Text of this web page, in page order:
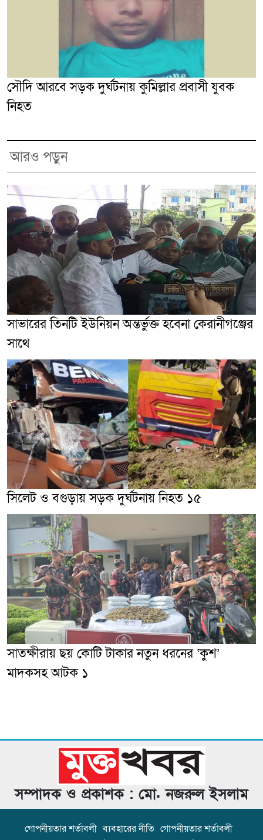
সৌদি আরবে সড়ক দুর্ঘটনায় কুমিল্লার প্রবাসী যুবক
নিহত
আরও পড়ুন
সাভারের তিনটি ইউনিয়ন অন্তর্ভুক্ত হবেনা কেরানীগঞ্জের
সাথে
সিলেট ও বগুড়ায় সড়ক দুর্ঘটনায় নিহত ১৫
সাতক্ষীরায় ছয় কোটি টাকার নতুন ধরনের ‘কুশ’
মাদকসহ আটক ১
সম্পাদক ও প্রকাশক : মো. নজরুল ইসলাম
গোপনীয়তার শর্তাবলী ব্যবহারের নীতি গোপনীয়তার শর্তাবলী